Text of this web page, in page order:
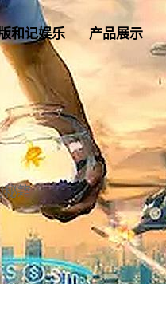
和记娱乐 产品展示
秘籍